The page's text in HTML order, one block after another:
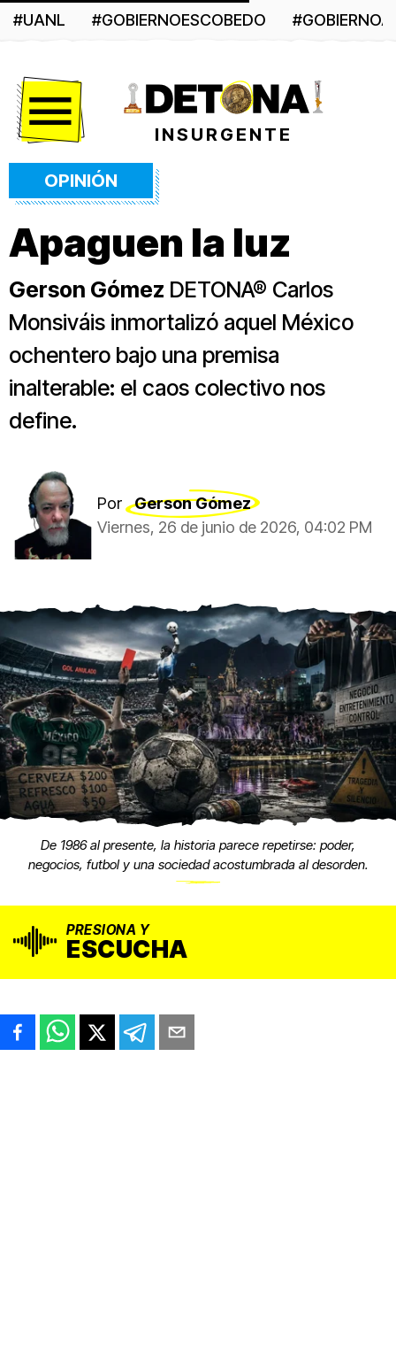
#UANL #GOBIERNOESCOBEDO
INSURGENTE
OPINIÓN
Apaguen la luz
Gerson Gómez DETONA® Carlos
Monsiváis inmortalizó aquel México
ochentero bajo una premisa
inalterable: el caos colectivo nos
define.
Por
Gerson Gómez
Viernes, 26 de junio de 2026, 04:02 PM
De 1986 al presente, la historia parece repetirse: poder,
negocios, futbol y una sociedad acostumbrada al desorden.
PRESIONA Y
ESCUCHA